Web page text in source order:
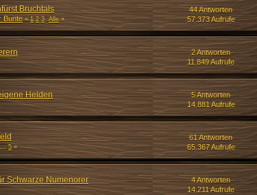
Bruchtals
Bunte «1 2 3 Alle»
44 Antworten
57.373 Aufrufe
2 Antworten
11.849 Aufrufe
Helden
5 Antworten
14.881 Aufrufe
...5»
61 Antworten
65.367 Aufrufe
Schwarze Numenorer
4 Antworten
14.211 Aufrufe